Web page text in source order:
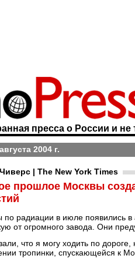
пресса о России и не
2004 г.
| The New York Times
прошлое Москвы
по радиации в июле появились
от огромного завода. Они
что я могу ходить по
тропинки, спускающейся к